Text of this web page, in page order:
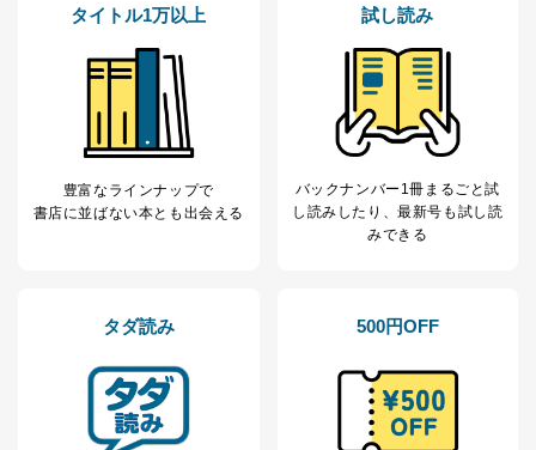
田 嘉也
２．利用目的
当社が取り扱う開示対象個人情報の利用目的は次のとお
購入商品の配送のため
商品代金回収のため
ｅメール等による商品、サービ
閲覧履歴や購買履歴等の情報を分
応じた新商品・サービスに関する
当社にお問合わせ
いただいた方の個
お問い合わせ対応、トラブル対
処、オペレーター教育など応対品
タイトル1万以上
豊富なラインナップで
書店に並ばない本とも出会える
試し読み
バックナンバー1冊まるごと試
し読み したり、最新号も試し読
みできる
タダ読み 500円OFF